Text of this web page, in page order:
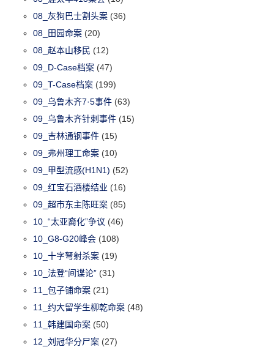
08_灰狗巴士割头案 (36)
08_田园命案 (20)
08_赵本山移民 (12)
09_D-Case档案 (47)
09_T-Case档案 (199)
09_乌鲁木齐7·5事件 (63)
09_乌鲁木齐针刺事件 (15)
09_吉林通钢事件 (15)
09_弗州理工命案 (10)
09_甲型流感(H1N1) (52)
09_红宝石酒楼结业 (16)
09_超市东主陈旺案 (85)
10_“太亚裔化”争议 (46)
10_G8-G20峰会 (108)
10_十字弩射杀案 (19)
10_法登“间谍论” (31)
11_包子铺命案 (21)
11_约大留学生柳乾命案 (48)
11_韩建国命案 (50)
12_刘冠华分尸案 (27)